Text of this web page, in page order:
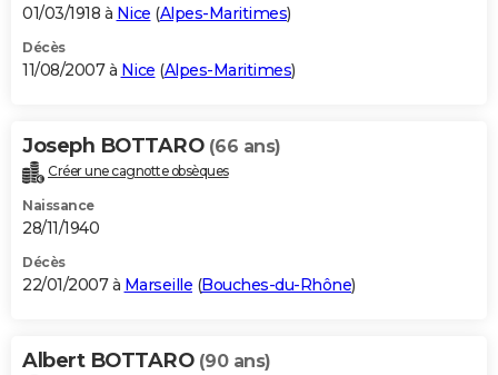
01/03/1918 à Nice (Alpes-Maritimes)
Décès
11/08/2007 à Nice (Alpes-Maritimes)
Joseph BOTTARO (66 ans)
Créer une cagnotte obsèques
Naissance
28/11/1940
Décès
22/01/2007 à Marseille (Bouches-du-Rhône)
Albert BOTTARO (90 ans)